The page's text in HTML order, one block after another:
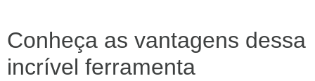
Conheça as vantagens dessa
incrível ferramenta